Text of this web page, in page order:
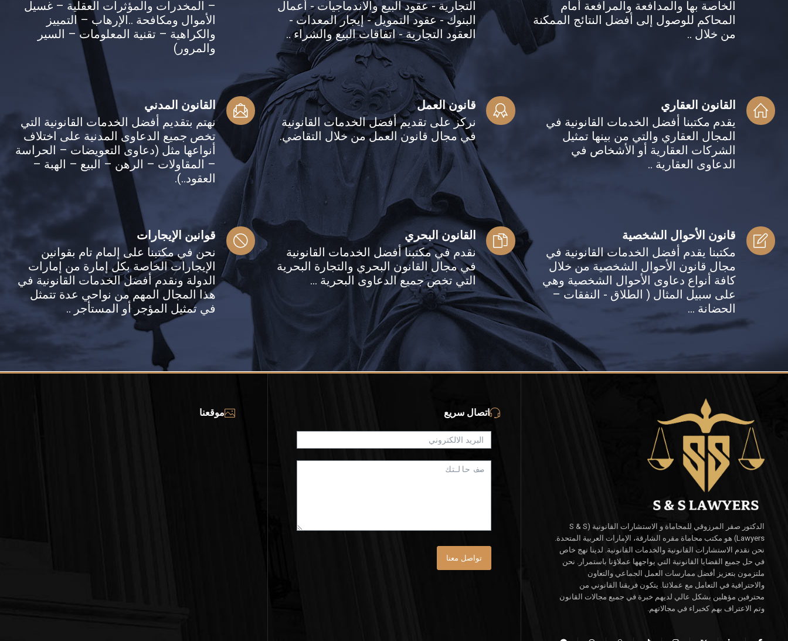
– المخدرات والمؤثرات العقلية – غسيل
الأموال ومكافحة ..الإرهاب – التمييز
والكراهية – تقنية المعلومات – السير
والمرور)
التجارية - عقود البيع والاندماجيات - أعمال
البنوك - عقود التمويل - إيجار المعدات -
العقود التجارية - اتفاقات البيع والشراء ..
الخاصة بها والمدافعة والمرافعة أمام
المحاكم للوصول إلى أفضل النتائج الممكنة
من خلال ..
القانون المدني
نهتم بتقديم أفضل الخدمات القانونية التي
تخص جميع الدعاوى المدنية على اختلاف
أنواعها مثل (دعاوى التعويضات – الحراسة
– المقاولات – الرهن – البيع – الهبة –
العقود..).
قانون العمل
نركز على تقديم أفضل الخدمات القانونية
في مجال قانون العمل من خلال التقاضي.
القانون العقاري
يقدم مكتبنا أفضل الخدمات القانونية في
المجال العقاري والتي من بينها تمثيل
الشركات العقارية أو الأشخاص في
الدعاوى العقارية ..
قوانين الإيجارات
نحن في مكتبنا على إلمام تام بقوانين
الإيجارات الخاصة بكل إمارة من إمارات
الدولة ونقدم أفضل الخدمات القانونية في
هذا المجال المهم من نواحي عدة تتمثل
في تمثيل المؤجر أو المستأجر ..
القانون البحري
نقدم في مكتبنا أفضل الخدمات القانونية
في مجال القانون البحري والتجارة البحرية
التي تخص جميع الدعاوى البحرية ...
قانون الأحوال الشخصية
مكتبنا يقدم أفضل الخدمات القانونية في
مجال قانون الأحوال الشخصية من خلال
كافة أنواع دعاوى الأحوال الشخصية وهي
على سبيل المثال ( الطلاق - النفقات –
الحضانة ...
الدكتور صقر المرزوقي للمحاماة و الاستشارات القانونية (S & S
Lawyers) هو مكتب محاماة مقره الشارقة، الإمارات العربية المتحدة.
نحن نقدم الاستشارات القانونية والخدمات القانونية. لدينا نهج خاص
في حل جميع القضايا القانونية التي يواجهها عملاؤنا باستمرار. نحن
ملتزمون بتعزيز أفضل ممارسات العمل الجماعي والتعاون
والاحترافية في التعامل مع عملائنا. يتكون فريقنا القانوني من
محترفين مؤهلين بشكل عالي لديهم خبرة في جميع مجالات القانون
وتم الاعتراف بهم كخبراء في مجالاتهم.
اتصال سريع
تواصل معنا
موقعنا